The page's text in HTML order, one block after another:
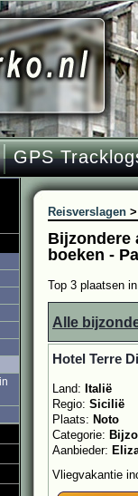
GPS
Reisverslagen >
Bijzondere
boeken -
Top 3 plaatsen
Alle
Hotel Terre
Land: Italië
Regio: Sicilië
Plaats: Noto
Categorie:
Aanbieder:
Vliegvakantie